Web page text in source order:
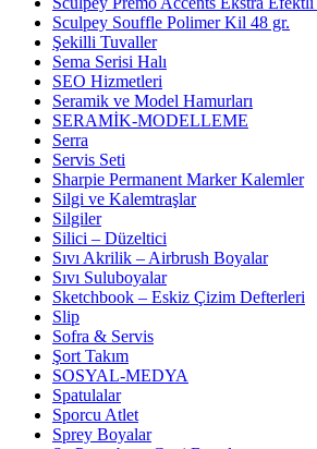
Sculpey Souffle Polimer Kil 48 gr.
Şekilli Tuvaller
Sema Serisi Halı
SEO Hizmetleri
Seramik ve Model Hamurları
SERAMİK-MODELLEME
Serra
Servis Seti
Sharpie Permanent Marker Kalemler
Silgi ve Kalemtraşlar
Silgiler
Silici – Düzeltici
Sıvı Akrilik – Airbrush Boyalar
Sıvı Suluboyalar
Sketchbook – Eskiz Çizim Defterleri
Slip
Sofra & Servis
Şort Takım
SOSYAL-MEDYA
Spatulalar
Sporcu Atlet
Sprey Boyalar